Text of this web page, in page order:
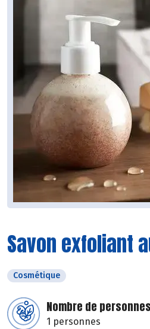
Savon exfoliant
Cosmétique
Nombre de personnes
1 personnes